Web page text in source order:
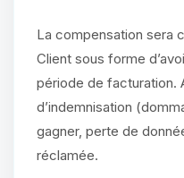
La compensation sera
Client sous forme
période de facturation.
d’indemnisation
gagner, perte de
réclamée.